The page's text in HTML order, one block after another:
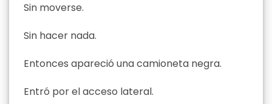
Sin moverse.
Sin hacer nada.
Entonces apareció una camioneta negra.
Entró por el acceso lateral.